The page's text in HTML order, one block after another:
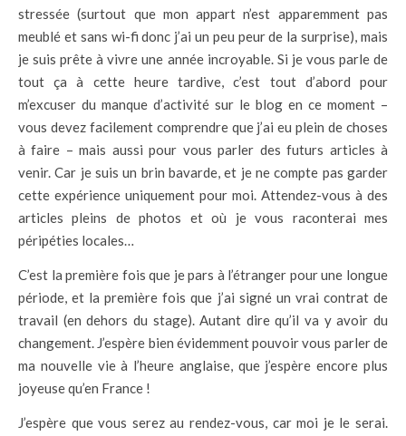
stressée (surtout que mon appart n’est apparemment pas
meublé et sans wi-fi donc j’ai un peu peur de la surprise), mais
je suis prête à vivre une année incroyable. Si je vous parle de
tout ça à cette heure tardive, c’est tout d’abord pour
m’excuser du manque d’activité sur le blog en ce moment –
vous devez facilement comprendre que j’ai eu plein de choses
à faire – mais aussi pour vous parler des futurs articles à
venir. Car je suis un brin bavarde, et je ne compte pas garder
cette expérience uniquement pour moi. Attendez-vous à des
articles pleins de photos et où je vous raconterai mes
péripéties locales…
C’est la première fois que je pars à l’étranger pour une longue
période, et la première fois que j’ai signé un vrai contrat de
travail (en dehors du stage). Autant dire qu’il va y avoir du
changement. J’espère bien évidemment pouvoir vous parler de
ma nouvelle vie à l’heure anglaise, que j’espère encore plus
joyeuse qu’en France !
J’espère que vous serez au rendez-vous, car moi je le serai.